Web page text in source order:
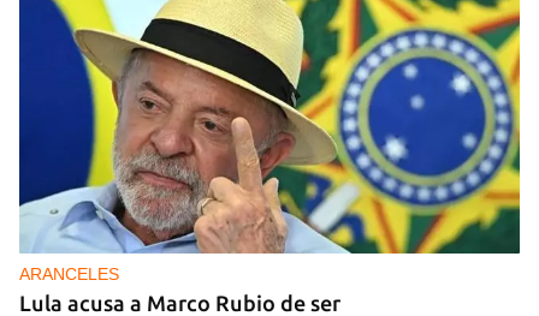
ARANCELES
Lula acusa a Marco Rubio de ser